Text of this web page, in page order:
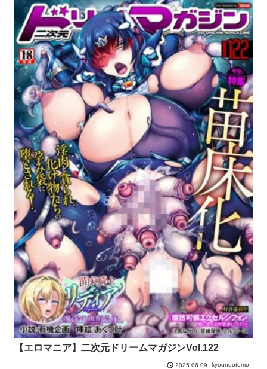
【エロマニア】二次元ドリームマガジンVol.122
2025.06.09 kyounootomo